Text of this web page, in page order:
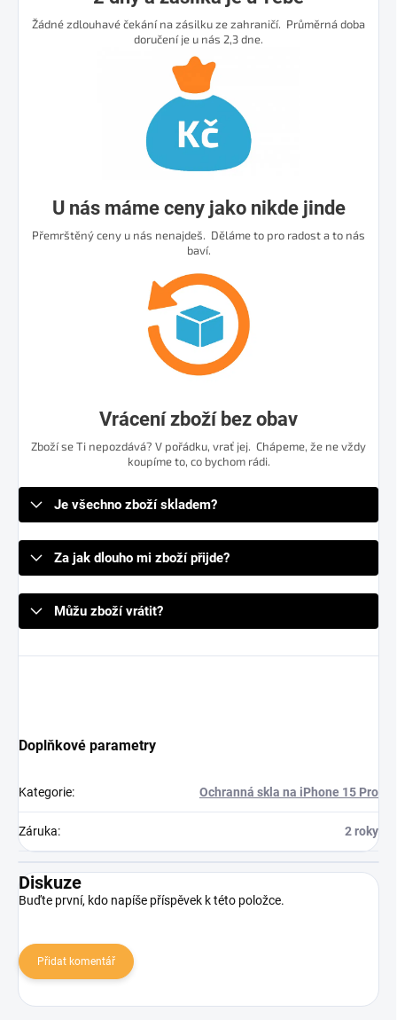
Žádné zdlouhavé čekání na zásilku ze zahraničí. Průměrná doba
doručení je u nás 2,3 dne.
U nás máme ceny jako nikde jinde
Přemrštěný ceny u nás nenajdeš. Děláme to pro radost a to nás
baví.
Vrácení zboží bez obav
Zboží se Ti nepozdává? V pořádku, vrať jej. Chápeme, že ne vždy
koupíme to, co bychom rádi.
Je všechno zboží skladem?
Za jak dlouho mi zboží přijde?
Můžu zboží vrátit?
Doplňkové parametry
Kategorie: Ochranná skla na iPhone 15 Pro
Záruka: 2 roky
Diskuze
Buďte první, kdo napíše příspěvek k této položce.
Přidat komentář